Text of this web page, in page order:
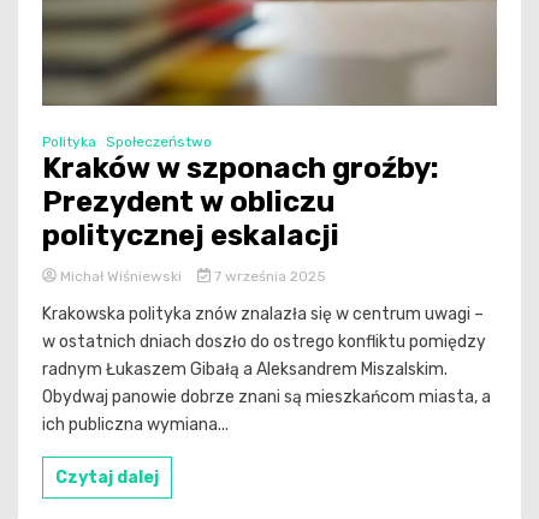
Polityka Społeczeństwo
Kraków w szponach groźby:
Prezydent w obliczu
politycznej eskalacji
Michał Wiśniewski 7 września 2025
Krakowska polityka znów znalazła się w centrum uwagi –
w ostatnich dniach doszło do ostrego konfliktu pomiędzy
radnym Łukaszem Gibałą a Aleksandrem Miszalskim.
Obydwaj panowie dobrze znani są mieszkańcom miasta, a
ich publiczna wymiana...
Czytaj dalej